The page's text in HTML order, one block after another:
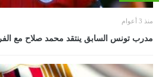
منذ 3 أعوام
مدرب تونس السابق ينتقد محمد صلاح مع